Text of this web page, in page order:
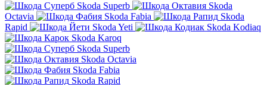
Skoda Superb
Skoda
Octavia
Skoda Fabia
Skoda
Rapid
Skoda Yeti
Skoda Kodiaq
Skoda Karoq
Skoda Superb
Skoda Octavia
Skoda Fabia
Skoda Rapid